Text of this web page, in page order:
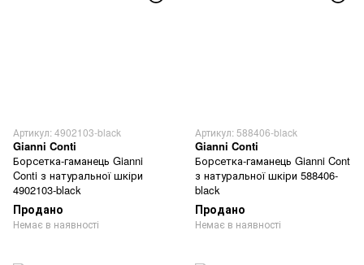
Артикул: 4902103-black
Gianni Conti
Борсетка-гаманець Gianni
Conti з натуральної шкіри
4902103-black
Продано
Немає в наявності
Артикул: 588406-black
Gianni Conti
Борсетка-гаманець Gianni Cont
з натуральної шкіри 588406-
black
Продано
Немає в наявності